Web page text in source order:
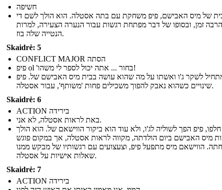
חשיפה
של מיס האבישם, פיפ משחקת עם בתה אסטלה. הוא הולך לשם די
הרבה זמן, ובסופו של דבר מפתחת רגשות עבור הנערה הצעירה, למרות
הנטייה שלה בוז.
Skaidrė: 5
CONFLICT MAJOR הסתה
פיפ ol 'בחור ... אתה יכול לספר לי משהו!
לשקר ג'ו ואשתו על מה שהוא עושה בבית מיס האבישם של. פיפ
שינויים כשהוא נאבק להפוך משכילים פחות 'משותף', עבור אסטלה.
Skaidrė: 6
ACTION בירידה
באת לראות אסטלה, לא אני.
פיפ הפך לשוליה לג'ו, ולא עוד הוא ביקור הווישאם של. הוא הולך
מיס האבישם ביום הולדתה, מקווה לראות אסטלה, אך במקום פוגש
הווישאם מיס מתפעל פיפ, וצעצועים עם רגשותיו של מבקש ממנו
שאלות אישיות על אסטלה.
Skaidrė: 7
ACTION בירידה